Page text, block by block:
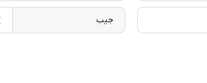
جیب